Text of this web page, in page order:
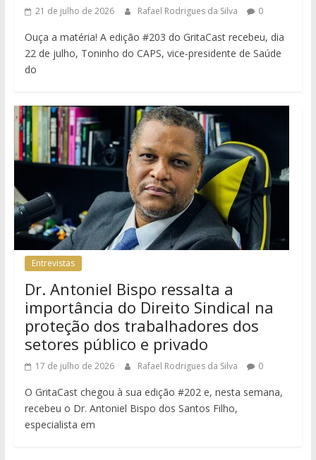
21 de julho de 2026 Rafael Rodrigues da Silva 0
Ouça a matéria! A edição #203 do GritaCast recebeu, dia
22 de julho, Toninho do CAPS, vice-presidente de Saúde
do
Entrevistas
Dr. Antoniel Bispo ressalta a
importância do Direito Sindical na
proteção dos trabalhadores dos
setores público e privado
17 de julho de 2026 Rafael Rodrigues da Silva 0
O GritaCast chegou à sua edição #202 e, nesta semana,
recebeu o Dr. Antoniel Bispo dos Santos Filho,
especialista em